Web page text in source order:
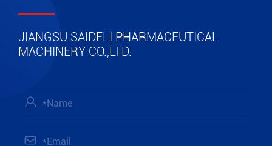
JIANGSU SAIDELI PHARMACEUTICAL
MACHINERY CO.,LTD.

